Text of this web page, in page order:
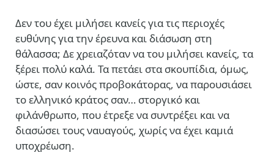
Δεν του έχει μιλήσει κανείς για τις περιοχές
ευθύνης για την έρευνα και διάσωση στη
θάλασσα; Δε χρειαζόταν να του μιλήσει κανείς, τα
ξέρει πολύ καλά. Τα πετάει στα σκουπίδια, όμως,
ώστε, σαν κοινός προβοκάτορας, να παρουσιάσει
το ελληνικό κράτος σαν… στοργικό και
φιλάνθρωπο, που έτρεξε να συντρέξει και να
διασώσει τους ναυαγούς, χωρίς να έχει καμιά
υποχρέωση.